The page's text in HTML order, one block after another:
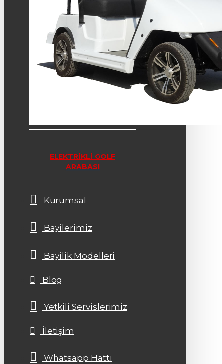
ELEKTRIKLI GOLF
ARABASI
Kurumsal
Bayilerimiz
Bayilik Modelleri
Blog
Yetkili Servislerimiz
İletişim
Whatsapp Hattı